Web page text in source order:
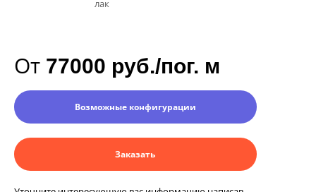
лак
От 77000 руб./пог. м
Возможные конфигурации
Заказать